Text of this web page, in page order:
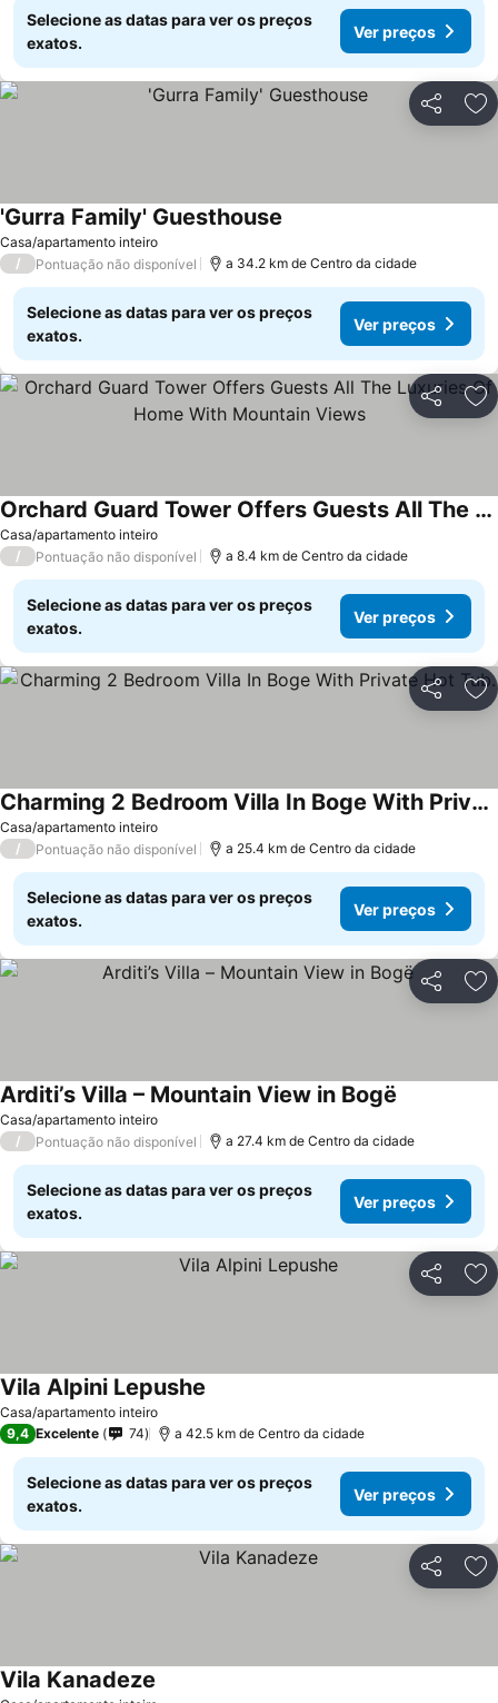
Selecione as datas para ver os preços
exatos.
Ver preços
Partilhar
Casa/apartamento inteiro
'Gurra Family' Guesthouse
/ Pontuação não disponível a 34.2 km de Centro da cidade
Selecione as datas para ver os preços
exatos.
Ver preços
Partilhar
Casa/apartamento inteiro
Orchard Guard Tower Offers Guests All The Luxuries Of Home With Mountain Views
Ver preços
/ Pontuação não disponível a 8.4 km de Centro da cidade
Selecione as datas para ver os preços
exatos.
Ver preços
Partilhar
Casa/apartamento inteiro
Charming 2 Bedroom Villa In Boge With Private Hot Tub.
Ver preços
/ Pontuação não disponível a 25.4 km de Centro da cidade
Selecione as datas para ver os preços
exatos.
Ver preços
Partilhar
Casa/apartamento inteiro
Arditi’s Villa – Mountain View in Bogë
/ Pontuação não disponível a 27.4 km de Centro da cidade
Selecione as datas para ver os preços
exatos.
Ver preços
Partilhar
Casa/apartamento inteiro
Vila Alpini Lepushe
9,4 Excelente 74 a 42.5 km de Centro da cidade
Selecione as datas para ver os preços
exatos.
Ver preços
Partilhar
Vila Kanadeze